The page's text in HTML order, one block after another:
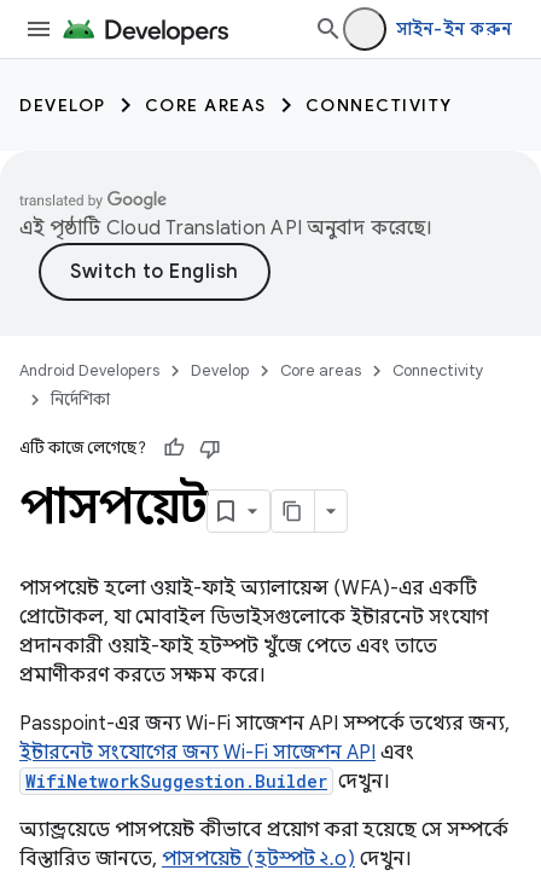
সাইন-ইন করুন
DEVELOP CORE AREAS CONNECTIVITY
এই পৃষ্ঠাটি Cloud Translation API অনুবাদ করেছে।
Android Developers Develop Core areas
Connectivity
নির্দেশিকা
এটি কাজে লেগেছে?
পাসপয়েন্ট
পাসপয়েন্ট হলো ওয়াই-ফাই অ্যালায়েন্স (WFA)-এর একটি
প্রোটোকল, যা মোবাইল ডিভাইসগুলোকে ইন্টারনেট সংযোগ
প্রদানকারী ওয়াই-ফাই হটস্পট খুঁজে পেতে এবং তাতে
প্রমাণীকরণ করতে সক্ষম করে।
Passpoint-এর জন্য Wi-Fi সাজেশন API সম্পর্কে তথ্যের জন্য,
ইন্টারনেট সংযোগের জন্য Wi-Fi সাজেশন API এবং
WifiNetworkSuggestion.Builder দেখুন।
অ্যান্ড্রয়েডে পাসপয়েন্ট কীভাবে প্রয়োগ করা হয়েছে সে সম্পর্কে
বিস্তারিত জানতে, পাসপয়েন্ট (হটস্পট ২.০) দেখুন।